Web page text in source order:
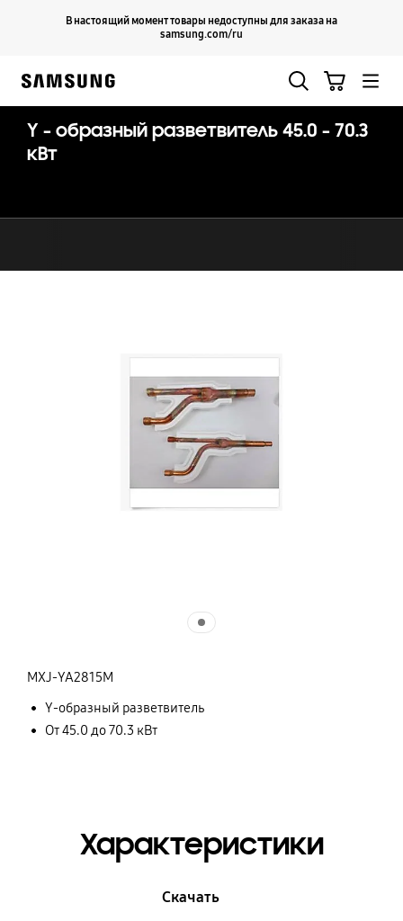
В настоящий момент товары недоступны для заказа на
samsung.com/ru
Продолжить
Y - образный разветвитель 45.0 - 70.3
кВт
MXJ-YA2815M
Y-образный разветвитель
От 45.0 до 70.3 кВт
Характеристики
Скачать